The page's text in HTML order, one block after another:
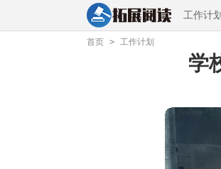
工作计划
首页 > 工作计划
学